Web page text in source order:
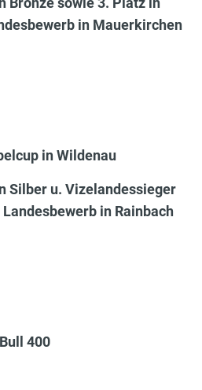
in Mauerkirchen
in Wildenau
Silber u. Vizelandessieger
in Rainbach
400